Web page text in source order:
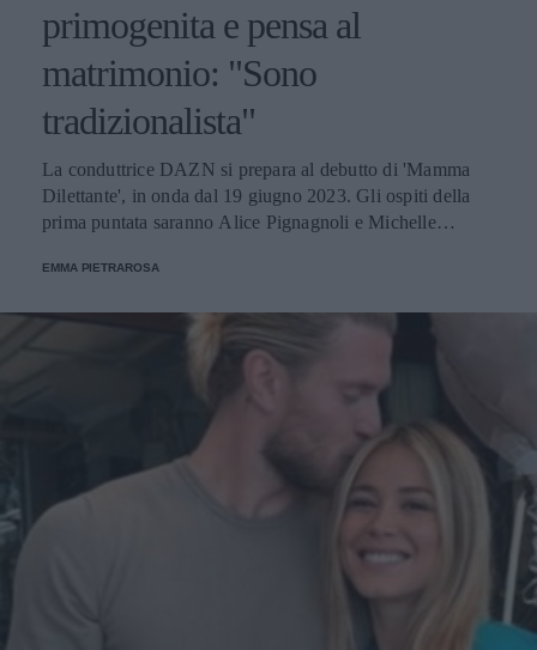
primogenita e pensa al
matrimonio: "Sono
tradizionalista"
La conduttrice DAZN si prepara al debutto di 'Mamma
Dilettante', in onda dal 19 giugno 2023. Gli ospiti della
prima puntata saranno Alice Pignagnoli e Michelle
compagnia", ha detto parlando della conduttrice.
EMMA PIETRAROSA